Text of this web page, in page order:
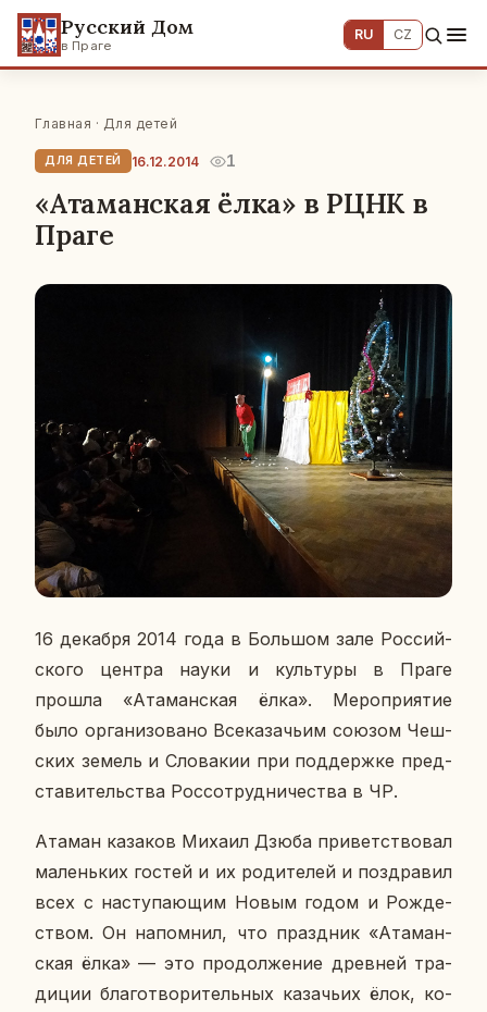
Русский Дом
в Праге
RU CZ
Главная · Для детей
ДЛЯ ДЕТЕЙ 16.12.2014 1
«Атаманская ёлка» в РЦНК в
Праге
16 де­каб­ря 2014 года в Боль­шом зале Рос­сий­
ско­го центра науки и куль­ту­ры в Праге
прошла «Ата­ман­ская ёлка». Ме­ро­при­я­тие
было ор­га­ни­зо­ва­но Все­ка­за­чьим союзом Чеш­
ских земель и Сло­ва­кии при под­держ­ке пред­
ста­ви­тель­ства Рос­со­труд­ни­че­ства в ЧР.
Атаман ка­за­ков Михаил Дзюба при­вет­ство­вал
ма­лень­ких гостей и их ро­ди­те­лей и по­здра­вил
всех с на­сту­па­ю­щим Новым годом и Рож­де­
ством. Он на­пом­нил, что празд­ник «Ата­ман­
ская ёлка» — это про­дол­же­ние древ­ней тра­
ди­ции бла­го­тво­ри­тель­ных ка­за­чьих ёлок, ко­